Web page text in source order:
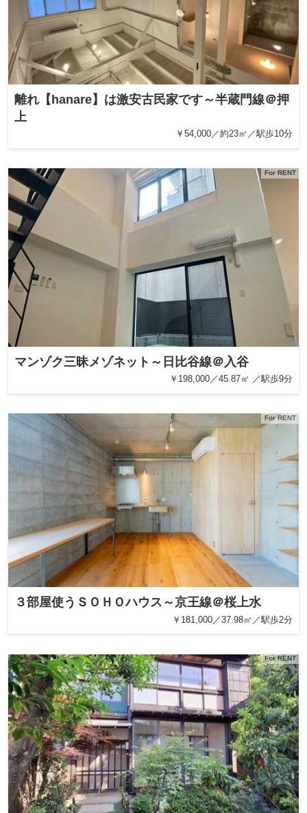
離れ【hanare】は激安古民家です～半蔵門線＠押
上
￥54,000／約23㎡／駅歩10分
For RENT
マンゾク三昧メゾネット～日比谷線＠入谷
￥198,000／45.87㎡ ／駅歩9分
For RENT
３部屋使うＳＯＨＯハウス～京王線＠桜上水
￥181,000／37.98㎡／駅歩2分
For RENT